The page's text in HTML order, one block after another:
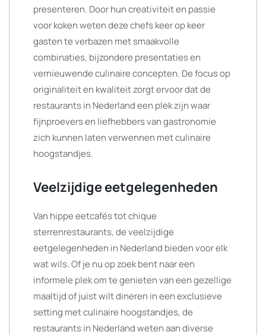
presenteren. Door hun creativiteit en passie
voor koken weten deze chefs keer op keer
gasten te verbazen met smaakvolle
combinaties, bijzondere presentaties en
vernieuwende culinaire concepten. De focus op
originaliteit en kwaliteit zorgt ervoor dat de
restaurants in Nederland een plek zijn waar
fijnproevers en liefhebbers van gastronomie
zich kunnen laten verwennen met culinaire
hoogstandjes.
Veelzijdige eetgelegenheden
Van hippe eetcafés tot chique
sterrenrestaurants, de veelzijdige
eetgelegenheden in Nederland bieden voor elk
wat wils. Of je nu op zoek bent naar een
informele plek om te genieten van een gezellige
maaltijd of juist wilt dineren in een exclusieve
setting met culinaire hoogstandjes, de
restaurants in Nederland weten aan diverse